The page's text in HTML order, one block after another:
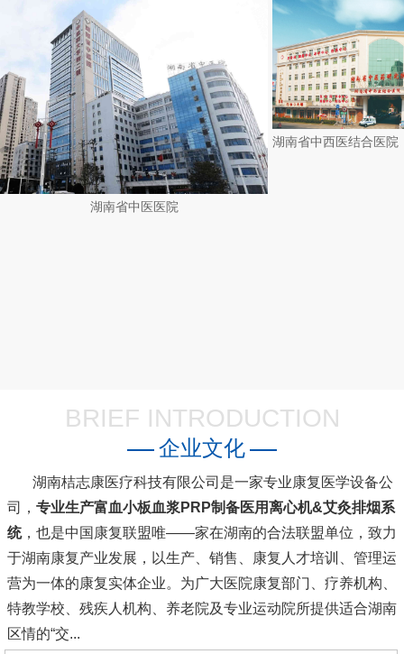
湖南省中医医院
BRIEF INTRODUCTION
企业文化
湖南桔志康医疗科技有限公司是一家专业康复医学设备公
司， 专业生产富血小板血浆PRP制备医用离心机&艾灸排烟系
统，也是中国康复联盟唯――家在湖南的合法联盟单位，致力
于湖南康复产业发展，以生产、销售、康复人才培训、管理运
营为一体的康复实体企业。为广大医院康复部门、疗养机构、
特教学校、残疾人机构、养老院及专业运动院所提供适合湖南
区情的“交...